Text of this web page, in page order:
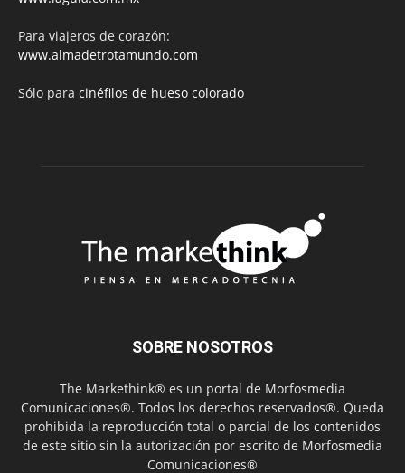
Para viajeros de corazón:
www.almadetrotamundo.com
Sólo para cinéfilos de hueso colorado
SOBRE NOSOTROS
The Markethink® es un portal de Morfosmedia
Comunicaciones®. Todos los derechos reservados®. Queda
prohibida la reproducción total o parcial de los contenidos
de este sitio sin la autorización por escrito de Morfosmedia
Comunicaciones®